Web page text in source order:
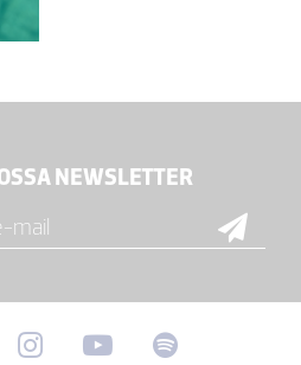
NEWSLETTER